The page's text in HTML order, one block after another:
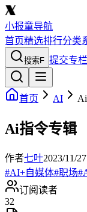
小报童导航
首页精选排行分类
搜索F 提交专栏
首页 AI
Ai指令专辑
作者七叶2023/11/27
#AI+自媒体#职场#
订阅读者
32